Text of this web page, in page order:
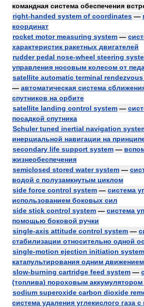
командная система обеспечения
right-handed system of coordinates —
координат
rocket motor measuring system —
характеристик ракетных двигателей
rudder pedal nose-wheel steering
управления носовым колесом от
satellite automatic terminal
— автоматическая система
спутников на орбите
satellite landing control system —
посадкой спутника
Schuler tuned inertial navigation
инерциальной навигации на
secondary life support system —
жизнеобеспечения
semiclosed stored water system —
водой с полузамкнутым циклом
side force control system — система
использованием боковых сил
side stick control system — система
помощью боковой ручки
single-axis attitude control system —
стабилизации относительно одной
single-motion ejection initiation system
катапультирования одним движением
slow-burning cartridge feed system —
(топлива) пороховым
sodium superoxide carbon dioxide
система удаления углекислого газа